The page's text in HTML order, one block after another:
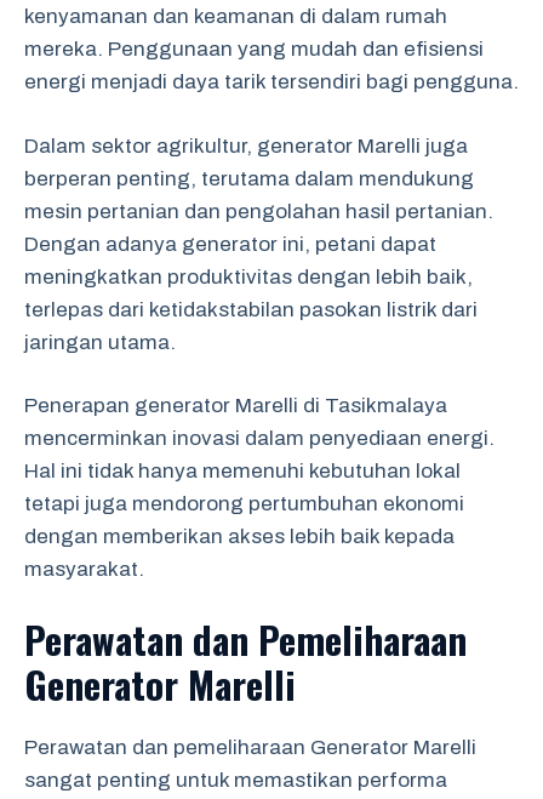
kenyamanan dan keamanan di dalam rumah
mereka. Penggunaan yang mudah dan efisiensi
energi menjadi daya tarik tersendiri bagi pengguna.
Dalam sektor agrikultur, generator Marelli juga
berperan penting, terutama dalam mendukung
mesin pertanian dan pengolahan hasil pertanian.
Dengan adanya generator ini, petani dapat
meningkatkan produktivitas dengan lebih baik,
terlepas dari ketidakstabilan pasokan listrik dari
jaringan utama.
Penerapan generator Marelli di Tasikmalaya
mencerminkan inovasi dalam penyediaan energi.
Hal ini tidak hanya memenuhi kebutuhan lokal
tetapi juga mendorong pertumbuhan ekonomi
dengan memberikan akses lebih baik kepada
masyarakat.
Perawatan dan Pemeliharaan
Generator Marelli
Perawatan dan pemeliharaan Generator Marelli
sangat penting untuk memastikan performa